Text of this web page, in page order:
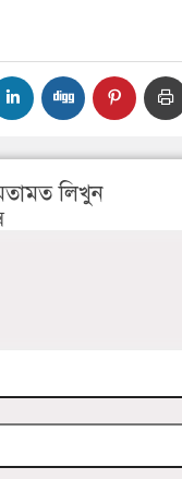
লিখুন